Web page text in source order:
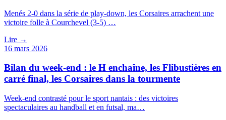
Menés 2-0 dans la série de play-down, les Corsaires arrachent une
victoire folle à Courchevel (3-5) …
Lire →
16 mars 2026
Bilan du week-end : le H enchaîne, les Flibustières en
carré final, les Corsaires dans la tourmente
Week-end contrasté pour le sport nantais : des victoires
spectaculaires au handball et en futsal, ma…